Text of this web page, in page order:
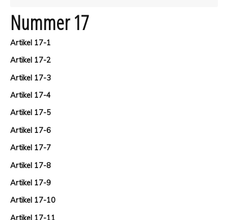
Nummer 17
Artikel 17-1
Artikel 17-2
Artikel 17-3
Artikel 17-4
Artikel 17-5
Artikel 17-6
Artikel 17-7
Artikel 17-8
Artikel 17-9
Artikel 17-10
Artikel 17-11